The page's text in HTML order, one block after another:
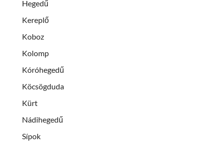
Hegedű
Kereplő
Koboz
Kolomp
Kóróhegedű
Köcsögduda
Kürt
Nádihegedű
Sípok